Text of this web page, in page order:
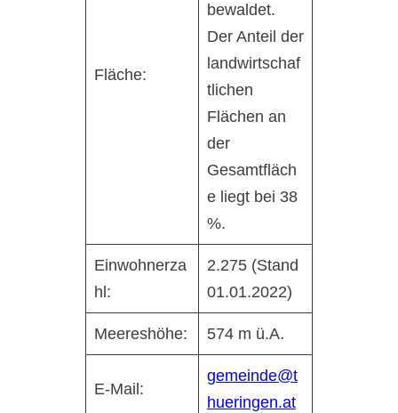
Fläche:
bewaldet.
Der Anteil der
landwirtschaf
tlichen
Flächen an
der
Gesamtfläch
e liegt bei 38
%.
Einwohnerza
hl:
2.275 (Stand
01.01.2022)
Meereshöhe: 574 m ü.A.
E-Mail:
gemeinde@t
hueringen.at